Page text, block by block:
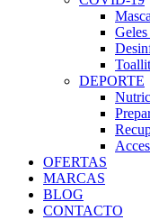
DEPORTE
OFERTAS
MARCAS
BLOG
CONTACTO